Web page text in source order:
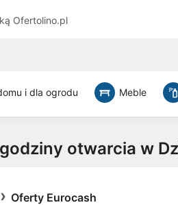
Ofertolino.pl
i dla ogrodu Meble
otwarcia w
Oferty Eurocash